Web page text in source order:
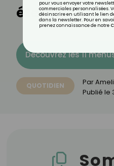
éternels
Découvrez les 11
QUOTIDIEN Par
Publié le
pour vous envoyer votre
commerciales personnalisées.
désinscrire en utilisant le lien
dans la newsletter. Pour en
prenez connaissance de notre